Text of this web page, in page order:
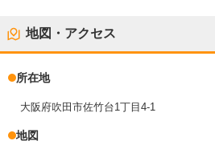
地図・アクセス
所在地
大阪府吹田市佐竹台1丁目4-1
地図